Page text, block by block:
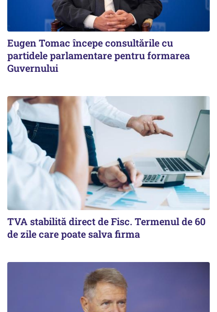
Eugen Tomac începe consultările cu
partidele parlamentare pentru formarea
Guvernului
TVA stabilită direct de Fisc. Termenul de 60
de zile care poate salva firma